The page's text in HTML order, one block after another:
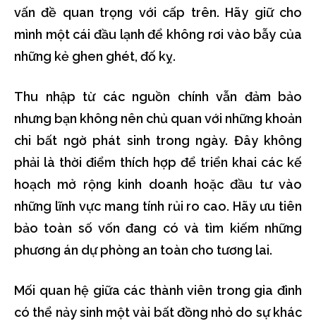
vấn đề quan trọng với cấp trên. Hãy giữ cho
mình một cái đầu lạnh để không rơi vào bẫy của
những kẻ ghen ghét, đố kỵ.
Thu nhập từ các nguồn chính vẫn đảm bảo
nhưng bạn không nên chủ quan với những khoản
chi bất ngờ phát sinh trong ngày. Đây không
phải là thời điểm thích hợp để triển khai các kế
hoạch mở rộng kinh doanh hoặc đầu tư vào
những lĩnh vực mang tính rủi ro cao. Hãy ưu tiên
bảo toàn số vốn đang có và tìm kiếm những
phương án dự phòng an toàn cho tương lai.
Mối quan hệ giữa các thành viên trong gia đình
có thể nảy sinh một vài bất đồng nhỏ do sự khác